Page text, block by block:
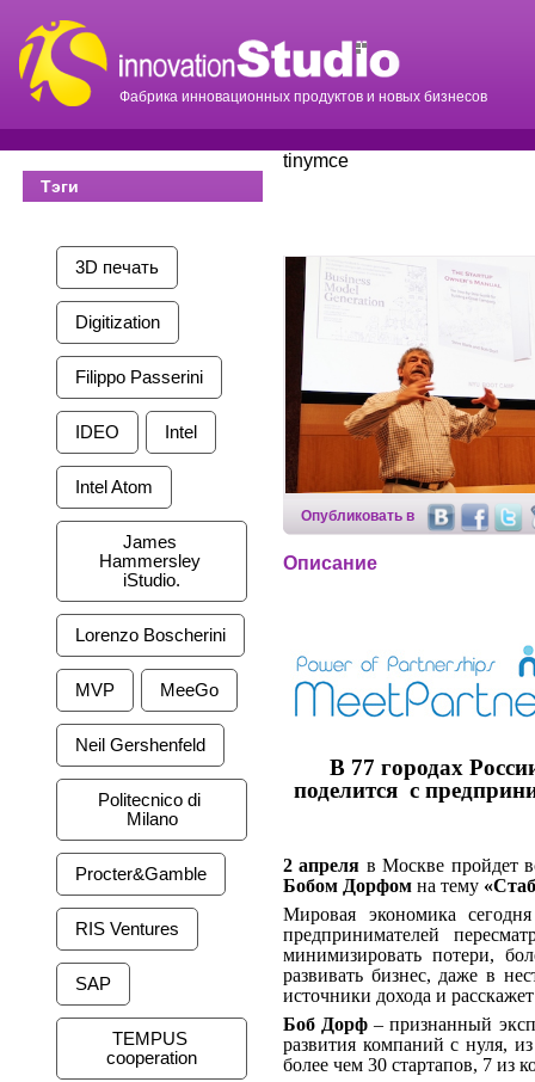
Фабрика инновационных продуктов и новых бизнесов
Тэги
3D печать
Digitization
Filippo Passerini
IDEO Intel
Intel Atom
James
Hammersley
iStudio.
Lorenzo Boscherini
MVP MeeGo
Neil Gershenfeld
Politecnico di
Milano
Procter&Gamble
RIS Ventures
SAP
TEMPUS
cooperation
tinymce
Опубликовать в
Описание
В 77 городах
поделится с
2 апреля в Москве пройдет
Бобом Дорфом на тему
Мировая экономика
предпринимателей
минимизировать потери,
развивать бизнес, даже в
источники дохода и
Боб Дорф– признанный
развития компаний с нуля,
более чем 30 стартапов, 7 из